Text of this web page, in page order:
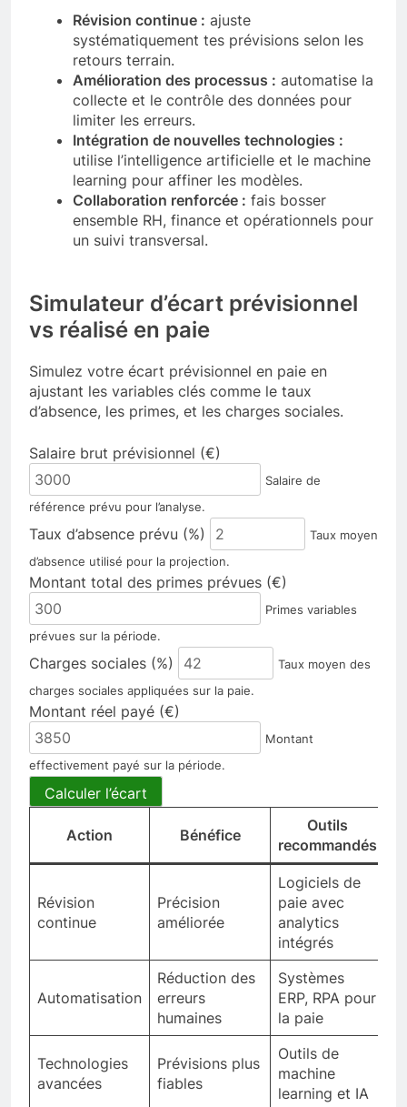
Révision continue : ajuste
systématiquement tes prévisions selon les
retours terrain.
Amélioration des processus : automatise la
collecte et le contrôle des données pour
limiter les erreurs.
Intégration de nouvelles technologies :
utilise l’intelligence artificielle et le machine
learning pour affiner les modèles.
Collaboration renforcée : fais bosser
ensemble RH, finance et opérationnels pour
un suivi transversal.
Simulateur d’écart prévisionnel
vs réalisé en paie
Simulez votre écart prévisionnel en paie en
ajustant les variables clés comme le taux
d’absence, les primes, et les charges sociales.
Formulaire pour saisir les paramètres de paie et
Salaire brut prévisionnel (€)
Salaire de
référence prévu pour l’analyse.
Taux d’absence prévu (%)
Taux moyen
d’absence utilisé pour la projection.
Montant total des primes prévues (€)
Primes variables
prévues sur la période.
Charges sociales (%)
Taux moyen des
charges sociales appliquées sur la paie.
Montant réel payé (€)
Montant
effectivement payé sur la période.
Calculer l’écart
Action Bénéfice
Outils
recommandés
Révision
continue
Précision
améliorée
Logiciels de
paie avec
analytics
intégrés
Automatisation
Réduction des
erreurs
humaines
Systèmes
ERP, RPA pour
la paie
Technologies
avancées
Prévisions plus
fiables
Outils de
machine
learning et IA